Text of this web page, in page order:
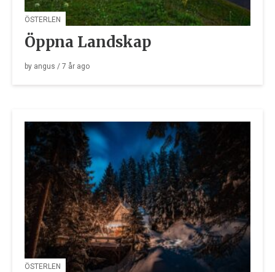
ÖSTERLEN
Öppna Landskap
by angus / 7 år ago
ÖSTERLEN